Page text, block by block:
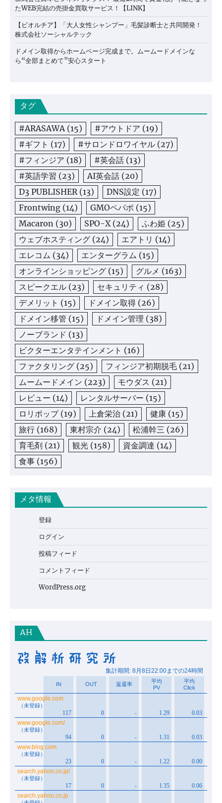
たWEB完結の売掛金買取サービス！【LINK】
【ビオルチア】「大人女性シャンプー」毛髪診断士と共同開発！
株式会社ソーシャルテック
ドメイン取得からホームページ完成まで。ムームードメインな
ら“全部まとめて”安心スタート
タグ
#ARASAWA(15) #アウトドア (19)
#ギフト (17) #サロンドロワイヤル (27)
#フィンジア (18) #英会話 (13)
#英語学習 (23) AI英会話 (20)
D3 PUBLISHER(13) DNS設定 (17)
Frontwing (14) GMOペパボ (15)
Macaron (30) SPO-X(24) ふわ姫 (25)
ウェブホスティング (24) エアトリ (14)
エレコム (34) エンターグラム (15)
オンラインショッピング (15) グルメ (163)
スピークエル (23) セキュリティ (28)
デメリット (15) ドメイン取得 (26)
ドメイン移管 (15) ドメイン管理 (38)
ノーブランド (13)
ビクターエンタテインメント (16)
ファクタリング (25) フィンジア初期脱毛 (21)
ムームードメイン (223) モウダス (21)
レビュー (14) レンタルサーバー (15)
ロリポップ(19) 上倉栄治 (21) 健康 (15)
旅行 (168) 東村宗介 (24) 松浦幹三 (26)
育毛剤 (21) 観光 (158) 資金調達 (14)
食事 (156)
メタ情報
登録
ログイン
投稿フィード
コメントフィード
WordPress.org
AH